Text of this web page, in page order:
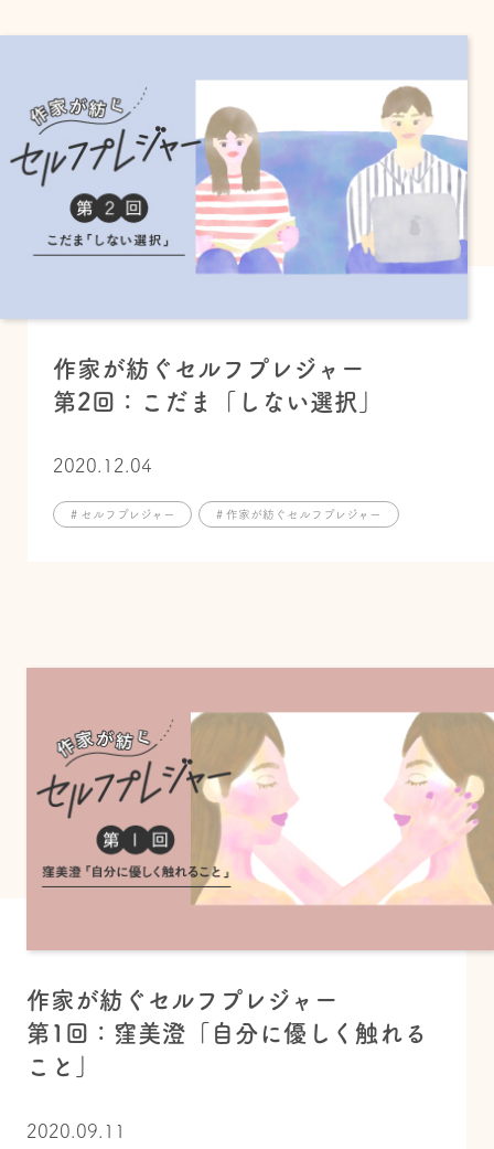
作家が紡ぐセルフプレジャー
第2回：こだま「しない選択」
2020.12.04
# セルフプレジャー # 作家が紡ぐセルフプレジャー
作家が紡ぐセルフプレジャー
第1回：窪美澄「自分に優しく触れる
こと」
2020.09.11